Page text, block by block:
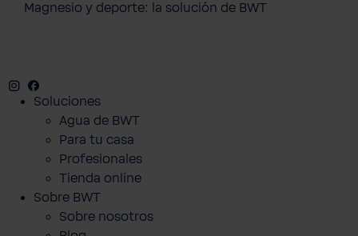
Magnesio y deporte: la solución de BWT
Instagram
Soluciones
Agua de BWT
Para tu casa
Profesionales
Tienda online
Sobre BWT
Sobre nosotros